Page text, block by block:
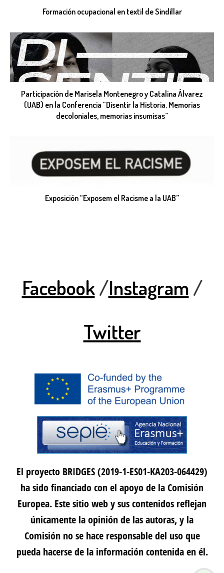
Formación ocupacional en textil de Sindillar
Participación de Marisela Montenegro y Catalina Álvarez
(UAB) en la Conferencia “Disentir la Historia. Memorias
decoloniales, memorias insumisas”
Exposición “Exposem el Racisme a la UAB”
Facebook/Instagram /
Twitter
El proyecto BRIDGES (2019-1-ES01-KA203-064429)
ha sido financiado con el apoyo de la Comisión
Europea. Este sitio web y sus contenidos reflejan
únicamente la opinión de las autoras, y la
Comisión no se hace responsable del uso que
pueda hacerse de la información contenida en él.